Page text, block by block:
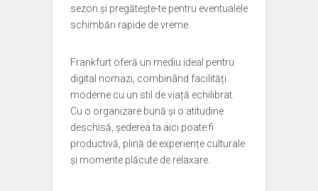
sezon și pregătește-te pentru eventualele
schimbări rapide de vreme.
Frankfurt oferă un mediu ideal pentru
digital nomazi, combinând facilități
moderne cu un stil de viață echilibrat.
Cu o organizare bună și o atitudine
deschisă, șederea ta aici poate fi
productivă, plină de experiențe culturale
și momente plăcute de relaxare.